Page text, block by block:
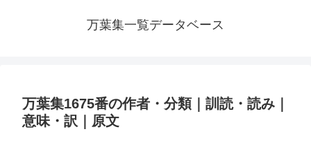
万葉集一覧データベース
万葉集1675番の作者・分類｜訓読・読み｜
意味・訳｜原文